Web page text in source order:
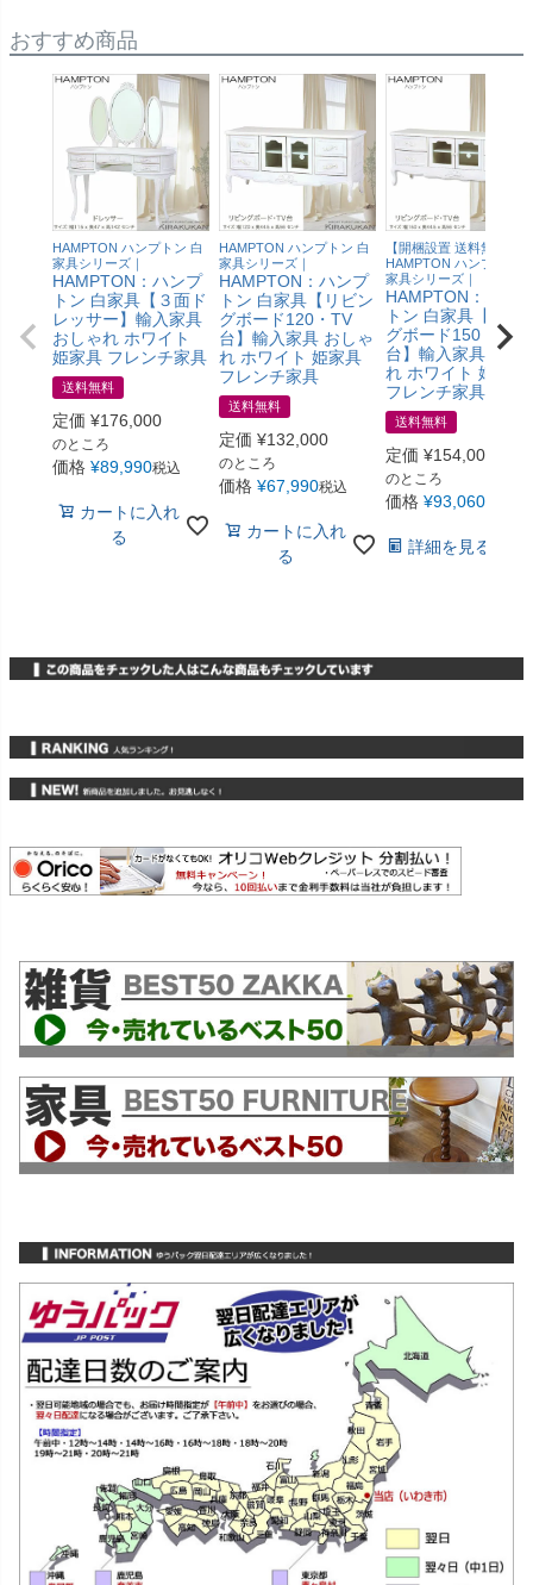
おすすめ商品
HAMPTON ハンプトン 白
家具シリーズ｜
HAMPTON：ハンプ
トン 白家具【３面ド
レッサー】輸入家具
おしゃれ ホワイト
姫家具 フレンチ家具
送料無料
定価 ¥176,000
のところ
価格 ¥89,990税込
カートに入れ
る
HAMPTON ハンプトン 白
家具シリーズ｜
HAMPTON：ハンプ
トン 白家具【リビン
グボード120・TV
台】輸入家具 おしゃ
れ ホワイト 姫家具
フレンチ家具
送料無料
定価 ¥132,000
のところ
価格 ¥67,990税込
カートに入れ
る
【開梱設置 送料無料】
HAMPTON ハンプトン
家具シリーズ｜
HAMPTON：ハン
トン 白家具【リビ
グボード150・TV
台】輸入家具 おし
れ ホワイト 姫家具
フレンチ家具
送料無料
定価 ¥154,000
のところ
価格 ¥93,060
詳細を見る